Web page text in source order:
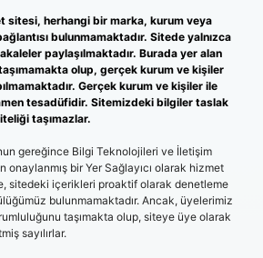
sitesi, herhangi bir marka, kurum veya
bulunmamaktadır. Sitede yalnızca
paylaşılmaktadır. Burada yer alan
olup, gerçek kurum ve kişiler
Gerçek kurum ve kişiler ile
tesadüfidir. Sitemizdeki bilgiler taslak
taşımazlar.
gereğince Bilgi Teknolojileri ve İletişim
onaylanmış bir Yer Sağlayıcı olarak hizmet
sitedeki içerikleri proaktif olarak denetleme
bulunmamaktadır. Ancak, üyelerimiz
taşımakta olup, siteye üye olarak
sayılırlar.